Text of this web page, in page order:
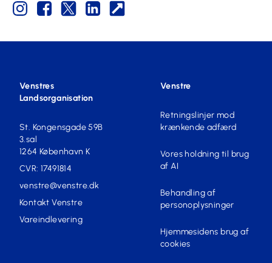
Venstres
Landsorganisation
St. Kongensgade 59B
3.sal
1264 København K
CVR: 17491814
venstre@venstre.dk
Kontakt Venstre
Vareindlevering
Venstre
Retningslinjer mod
krænkende adfærd
Vores holdning til brug
af AI
Behandling af
personoplysninger
Hjemmesidens brug af
cookies